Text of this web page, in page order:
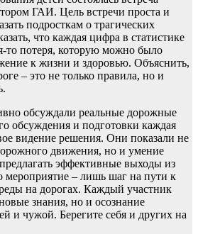
ГАИ. Цель встречи проста и
подросткам о трагических
что каждая цифра в статистике
то потеря, которую можно было
к жизни и здоровью. Объяснить,
– это не только правила, но и
обсуждали реальные дорожные
обсуждения и подготовки каждая
видение решения. Они показали не
движения, но и умение
эффективные выходы из
– лишь шаг на пути к
на дорогах. Каждый участник
знания, но и осознание
и чужой. Берегите себя и других на